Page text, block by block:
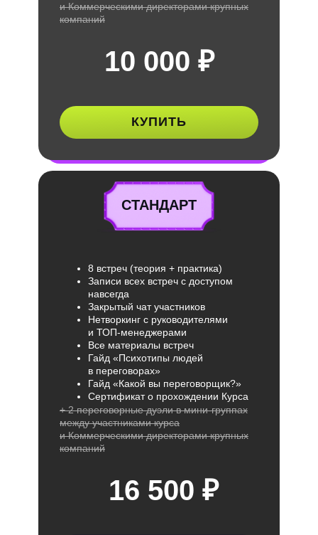
16 500 ₽
СТАНДАРТ
8 встреч (теория + практика)
Записи всех встреч с доступом
навсегда
Закрытый чат участников
Нетворкинг с руководителями
и ТОП-менеджерами
Все материалы встреч
Гайд «Психотипы людей
в переговорах»
Гайд «Какой вы переговорщик?»
Сертификат о прохождении Курса
+ 2 переговорные дуэли в мини-группах
между участниками курса
и Коммерческими директорами крупных
компаний
10 000 ₽
и Коммерческими директорами крупных
компаний
КУПИТЬ